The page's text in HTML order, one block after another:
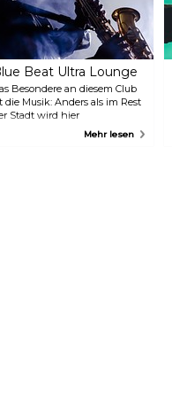
Beat Ultra Lounge
Besondere an diesem Club
die Musik: Anders als im Rest
Stadt wird hier
Jazz- undMehr lesen